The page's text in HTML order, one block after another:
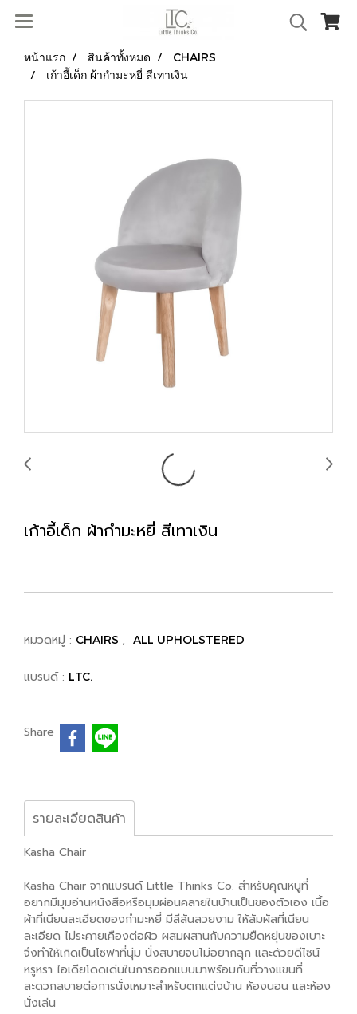
หน้าแรก สินค้าทั้งหมด
CHAIRS
เก้าอี้เด็ก ผ้ากํามะหยี่ สีเทาเงิน
เก้าอี้เด็ก ผ้ากํามะหยี่ สีเทาเงิน
หมวดหมู่ : CHAIRS , ALL UPHOLSTERED
แบรนด์ : LTC.
Share
รายละเอียดสินค้า
Kasha Chair
Kasha Chair จากแบรนด์ Little Thinks Co. สำหรับคุณหนูที่
อยากมีมุมอ่านหนังสือหรือมุมผ่อนคลายในบ้านเป็นของตัวเอง เนื้อ
ผ้าที่เนียนละเอียดของกำมะหยี่ มีสีสันสวยงาม ให้สัมผัสที่เนียน
ละเอียด ไม่ระคายเคืองต่อผิว ผสมผสานกับความยืดหยุ่นของเบาะ
จึงทำให้เกิดเป็นโซฟาที่นุ่ม นั่งสบายจนไม่อยากลุก และด้วยดีไซน์
หรูหรา ไอเดียโดดเด่นในการออกแบบมาพร้อมกับที่วางแขนที่
สะดวกสบายต่อการนั่งเหมาะสำหรับตกแต่งบ้าน ห้องนอน และห้อง
นั่งเล่น